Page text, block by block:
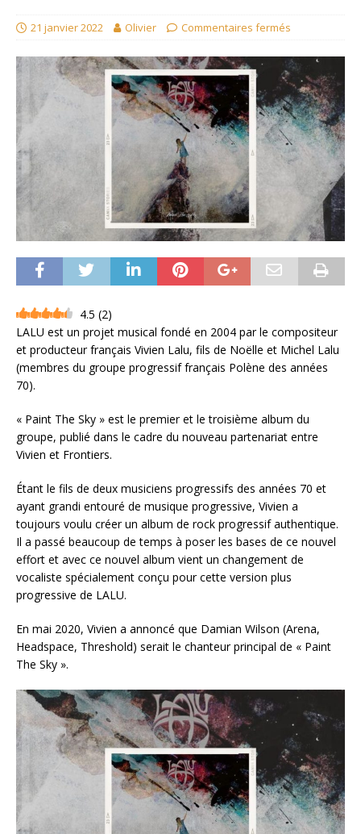
21 janvier 2022 Olivier Commentaires fermés
4.5 (2)
LALU est un projet musical fondé en 2004 par le compositeur
et producteur français Vivien Lalu, fils de Noëlle et Michel Lalu
(membres du groupe progressif français Polène des années
70).
« Paint The Sky » est le premier et le troisième album du
groupe, publié dans le cadre du nouveau partenariat entre
Vivien et Frontiers.
Étant le fils de deux musiciens progressifs des années 70 et
ayant grandi entouré de musique progressive, Vivien a
toujours voulu créer un album de rock progressif authentique.
Il a passé beaucoup de temps à poser les bases de ce nouvel
effort et avec ce nouvel album vient un changement de
vocaliste spécialement conçu pour cette version plus
progressive de LALU.
En mai 2020, Vivien a annoncé que Damian Wilson (Arena,
Headspace, Threshold) serait le chanteur principal de « Paint
The Sky ».